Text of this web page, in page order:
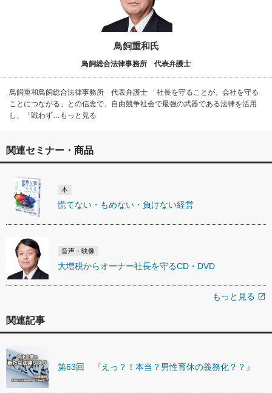
鳥飼重和氏
鳥飼総合法律事務所 代表弁護士
鳥飼重和鳥飼総合法律事務所 代表弁護士 「社長を守ることが、会社を守る
ことにつながる」との信念で、自由競争社会で最強の武器である法律を活用
し、「戦わず…もっと見る
関連セミナー・商品
本
慌てない・もめない・負けない経営
音声・映像
大増税からオーナー社長を守るCD・DVD
もっと見る open_in_new
関連記事
第63回 『えっ？！本当？男性育休の義務化？？』